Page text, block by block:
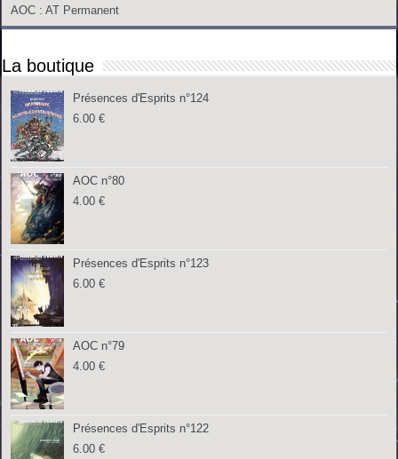
AOC : AT Permanent
La boutique
Présences d'Esprits n°124
6.00€
AOC n°80
4.00€
Présences d'Esprits n°123
6.00€
AOC n°79
4.00€
Présences d'Esprits n°122
6.00€